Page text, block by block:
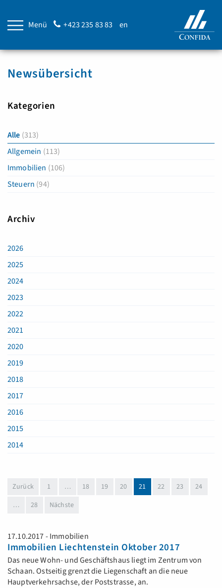
Menü +423 235 83 83 en
Newsübersicht
Kategorien
Alle (313)
Allgemein (113)
Immobilien (106)
Steuern (94)
Archiv
2026
2025
2024
2023
2022
2021
2020
2019
2018
2017
2016
2015
2014
Zurück 1 … 18 19 20 21(aktuell)
22 23
24
…
28 Nächste
17.10.2017 - Immobilien
Immobilien Liechtenstein Oktober 2017
Das neue Wohn- und Geschäftshaus liegt im Zentrum von
Schaan. Ostseitig grenzt die Liegenschaft an die neue
Hauptverkehrsachse, der Poststrasse, an.